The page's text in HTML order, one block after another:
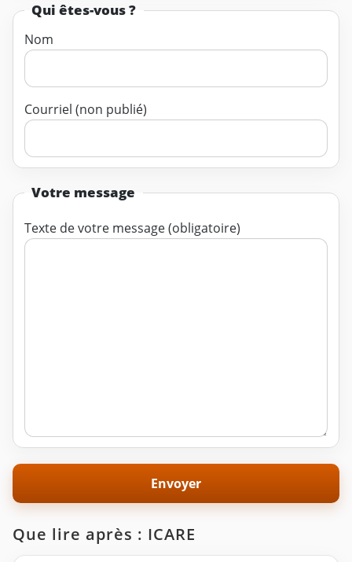
Qui êtes-vous ?
Nom
Courriel (non publié)
Votre message
Texte de votre message (obligatoire)
Que lire après : ICARE